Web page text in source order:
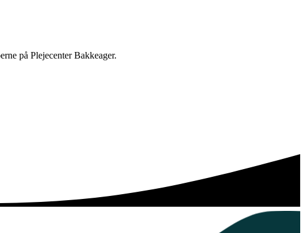
på Plejecenter Bakkeager.